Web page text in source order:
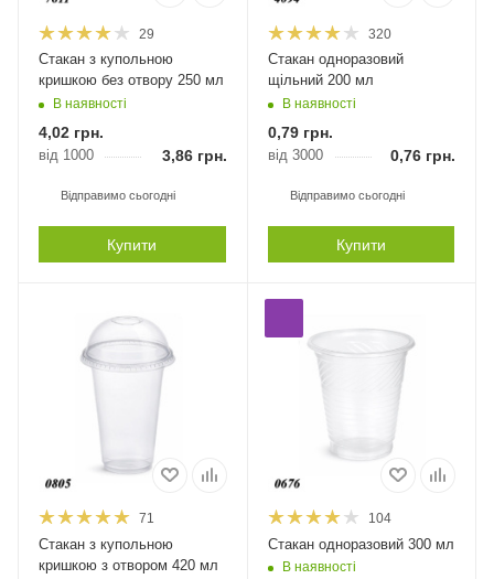
29
Стакан з купольною
кришкою без отвору 250 мл
В наявності
4,02 грн.
від 1000 3,86грн.
Відправимо сьогодні
Купити
320
Стакан одноразовий
щільний 200 мл
В наявності
0,79грн.
від 3000 0,76 грн.
Відправимо сьогодні
Купити
71
Стакан з купольною
кришкою з отвором 420 мл
104
Стакан одноразовий 300 мл
В наявності